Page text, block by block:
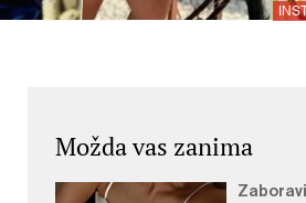
Možda vas zanima